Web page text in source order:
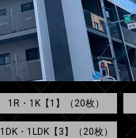
1R・1K【1】（20枚）
1DK・1LDK【3】（20枚）